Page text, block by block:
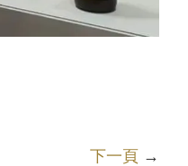
下一頁 →